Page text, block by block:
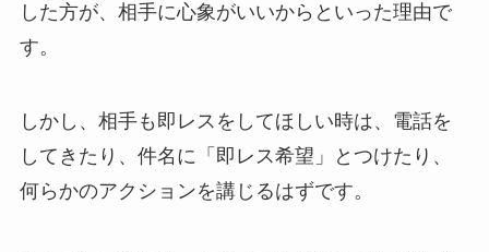
した方が、相手に心象がいいからといった理由で
す。
しかし、相手も即レスをしてほしい時は、電話を
してきたり、件名に「即レス希望」とつけたり、
何らかのアクションを講じるはずです。